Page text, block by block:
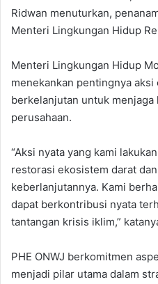
Ridwan menuturkan,
Menteri Lingkungan Hidup
Menteri Lingkungan Hidup
menekankan pentingnya aksi
berkelanjutan untuk
perusahaan.
“Aksi nyata yang kami
restorasi ekosistem darat
keberlanjutannya. Kami
dapat berkontribusi nyata
tantangan krisis iklim,”
PHE ONWJ berkomitmen
menjadi pilar utama dalam